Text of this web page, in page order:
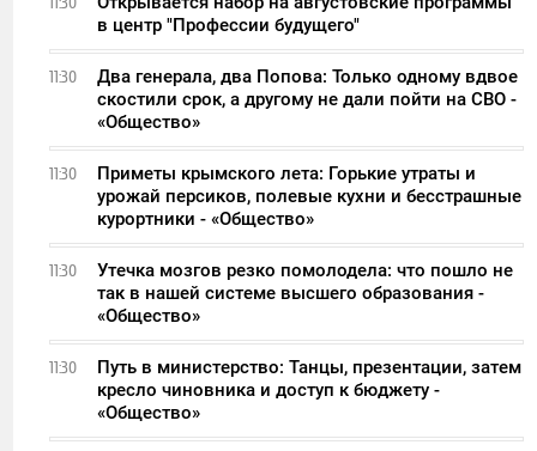
в центр "Профессии будущего"
11:30
Два генерала, два Попова: Только одному вдвое
скостили срок, а другому не дали пойти на СВО -
«Общество»
11:30
Приметы крымского лета: Горькие утраты и
урожай персиков, полевые кухни и бесстрашные
курортники - «Общество»
11:30
Утечка мозгов резко помолодела: что пошло не
так в нашей системе высшего образования -
«Общество»
11:30
Путь в министерство: Танцы, презентации, затем
кресло чиновника и доступ к бюджету -
«Общество»